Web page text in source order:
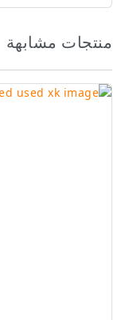
منتجات مشابهة